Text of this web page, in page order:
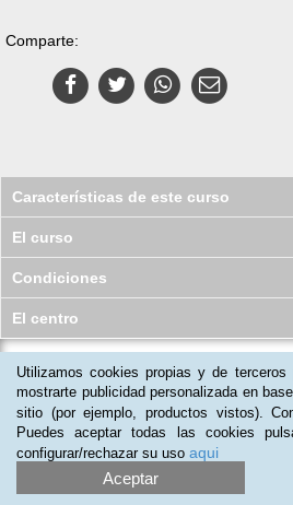
Comparte:
Características de este curso
El curso
Condiciones
El centro
Utilizamos cookies propias y de
mostrarte publicidad personalizada en
sitio (por ejemplo, productos vistos).
Puedes aceptar todas las cookies
configurar/rechazar su uso aqui
Aceptar